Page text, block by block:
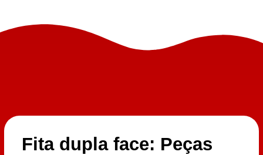
Fita dupla face: Peças